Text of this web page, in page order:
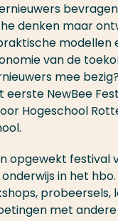
denken maar
modellen
van de
mee
eerste NewBee
Hogeschool
opgewekt festival
in het
probeersels,
met andere